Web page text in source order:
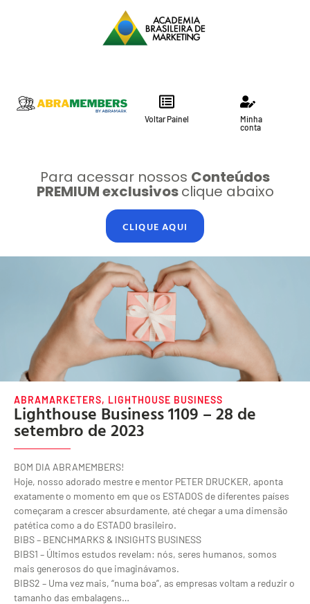
Voltar Painel
Minha
conta
Para acessar nossos Conteúdos
PREMIUM exclusivosclique abaixo
CLIQUE AQUI
ABRAMARKETERS, LIGHTHOUSE BUSINESS
Lighthouse Business 1109 – 28 de
setembro de 2023
BOM DIA ABRAMEMBERS!
Hoje, nosso adorado mestre e mentor PETER DRUCKER, aponta
exatamente o momento em que os ESTADOS de diferentes países
começaram a crescer absurdamente, até chegar a uma dimensão
patética como a do ESTADO brasileiro.
BIBS – BENCHMARKS & INSIGHTS BUSINESS
BIBS1 – Últimos estudos revelam: nós, seres humanos, somos
mais generosos do que imaginávamos.
BIBS2 – Uma vez mais, “numa boa”, as empresas voltam a reduzir o
tamanho das embalagens…